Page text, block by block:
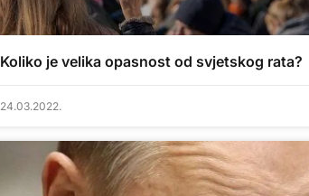
Koliko je velika opasnost od svjetskog rata?
24.03.2022.